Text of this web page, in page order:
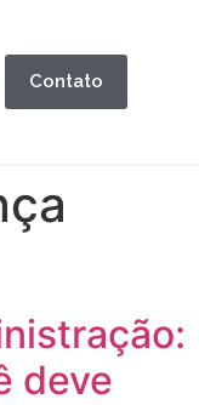
Contato
deve